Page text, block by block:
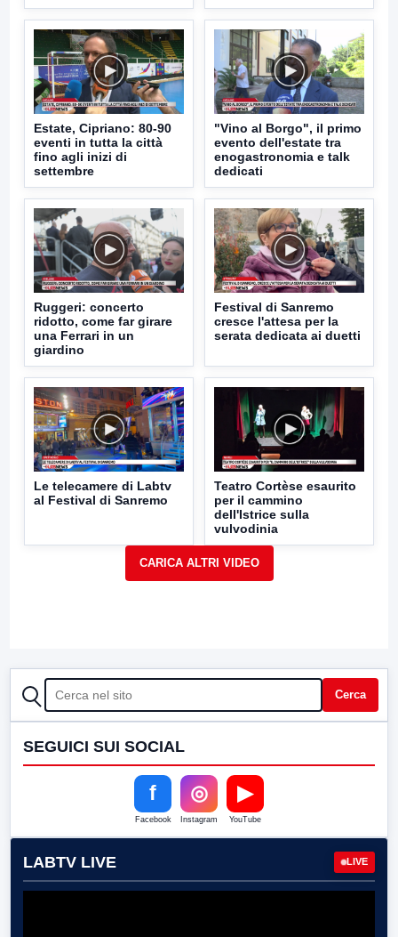
Estate, Cipriano: 80-90
eventi in tutta la città
fino agli inizi di
settembre
"Vino al Borgo", il primo
evento dell'estate tra
enogastronomia e talk
dedicati
Ruggeri: concerto
ridotto, come far girare
una Ferrari in un
giardino
Festival di Sanremo
cresce l'attesa per la
serata dedicata ai duetti
Le telecamere di Labtv
al Festival di Sanremo
Teatro Cortèse esaurito
per il cammino
dell'Istrice sulla
vulvodinia
CERCA Cerca
SEGUICI SUI SOCIAL
f
Facebook
◎
Instagram
▶
YouTube
LABTV LIVE LIVE